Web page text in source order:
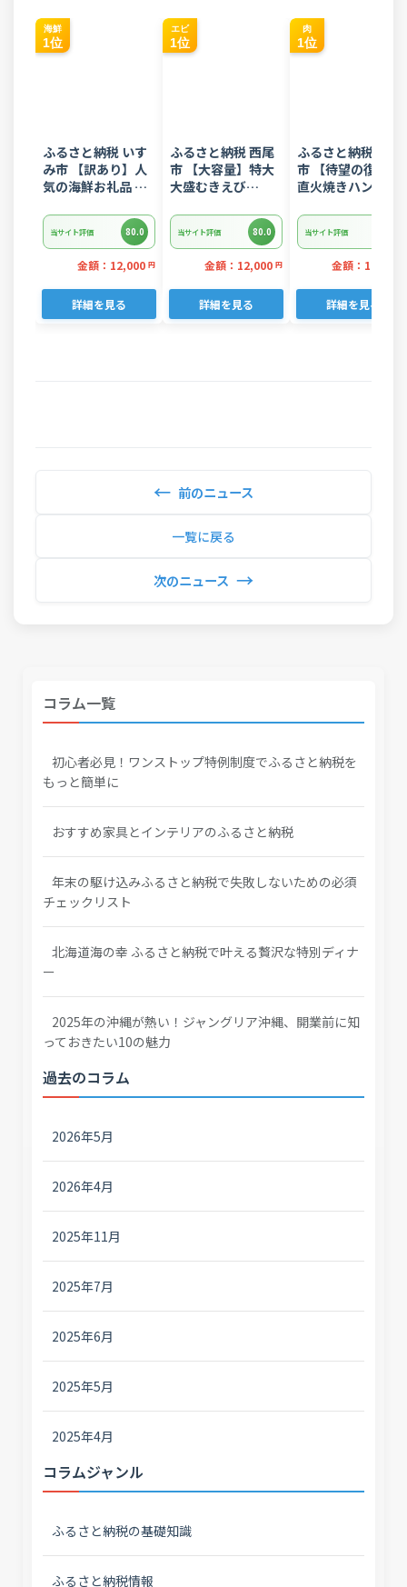
海鮮
1位
ふるさと納税 いす
み市 【訳あり】人
気の海鮮お礼品 チ
り落とし(端材)約
3kg
当サイト評価 80.0
金額：12,000 円
詳細を見る
エビ
1位
ふるさと納税 西尾
市 【大容量】特大
大盛むきえび
当サイト評価 80.0
金額：12,000 円
詳細を見る
肉
1位
ふるさと納税 常総
市 【待望の復活!】
直火焼きハンバー
ス 3kg 22個入り
当サイト評価
金額：12,000
詳細を見る
← 前のニュース
一覧に戻る
次のニュース →
コラム一覧
初心者必見！ワンストップ特例制度でふるさと納税を
もっと簡単に
おすすめ家具とインテリアのふるさと納税
年末の駆け込みふるさと納税で失敗しないための必須
チェックリスト
北海道海の幸 ふるさと納税で叶える贅沢な特別ディナ
ー
2025年の沖縄が熱い！ジャングリア沖縄、開業前に知
っておきたい10の魅力
過去のコラム
2026年5月
2026年4月
2025年11月
2025年7月
2025年6月
2025年5月
2025年4月
コラムジャンル
ふるさと納税の基礎知識
ふるさと納税情報